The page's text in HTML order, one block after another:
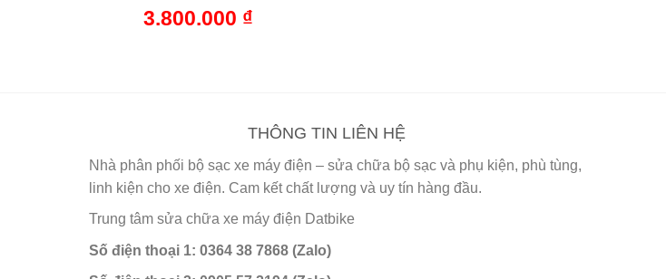
3.800.000 ₫
THÔNG TIN LIÊN HỆ
Nhà phân phối bộ sạc xe máy điện – sửa chữa bộ sạc và phụ kiện, phù tùng,
linh kiện cho xe điện. Cam kết chất lượng và uy tín hàng đầu.
Trung tâm sửa chữa xe máy điện Datbike
Số điện thoại 1: 0364 38 7868 (Zalo)